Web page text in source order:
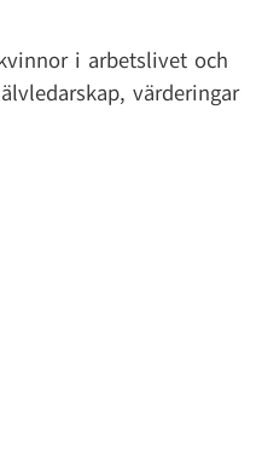
i arbetslivet och
värderingar